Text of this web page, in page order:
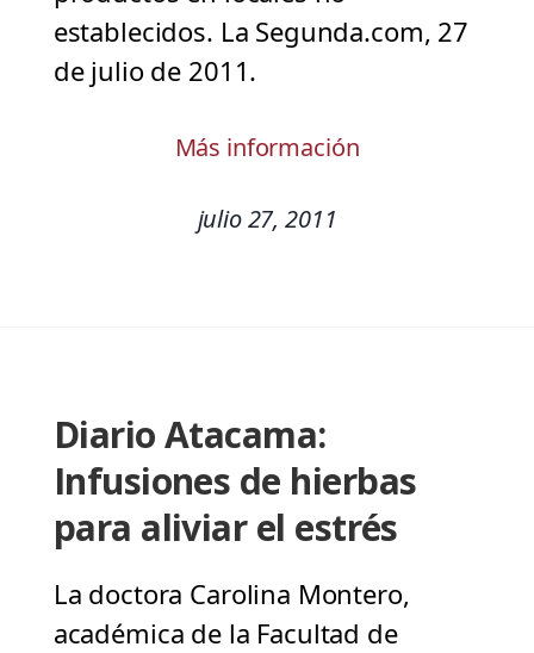
establecidos. La Segunda.com, 27
de julio de 2011.
Más información
julio 27, 2011
Diario Atacama:
Infusiones de hierbas
para aliviar el estrés
La doctora Carolina Montero,
académica de la Facultad de